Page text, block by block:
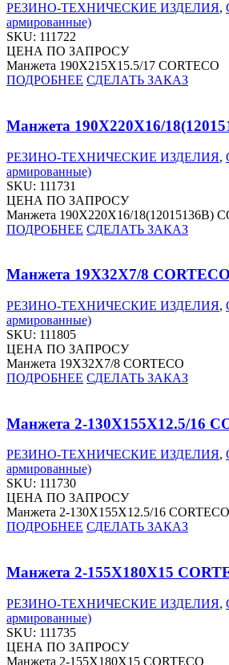
РЕЗИНО-ТЕХНИЧЕСКИЕ ИЗДЕЛИЯ,
армированные)
SKU: 111722
ЦЕНА ПО ЗАПРОСУ
Манжета 190X215X15.5/17 CORTECO
ПОДРОБНЕЕ СДЕЛАТЬ ЗАКАЗ
Манжета 190X220X16/
РЕЗИНО-ТЕХНИЧЕСКИЕ ИЗДЕЛИЯ,
армированные)
SKU: 111731
ЦЕНА ПО ЗАПРОСУ
Манжета 190X220X16/18(12015136B)
ПОДРОБНЕЕ СДЕЛАТЬ ЗАКАЗ
Манжета 19X32X7/8 CORTECO
РЕЗИНО-ТЕХНИЧЕСКИЕ ИЗДЕЛИЯ,
армированные)
SKU: 111805
ЦЕНА ПО ЗАПРОСУ
Манжета 19X32X7/8 CORTECO
ПОДРОБНЕЕ СДЕЛАТЬ ЗАКАЗ
Манжета 2-130X155X12.5/16
РЕЗИНО-ТЕХНИЧЕСКИЕ ИЗДЕЛИЯ,
армированные)
SKU: 111730
ЦЕНА ПО ЗАПРОСУ
Манжета 2-130X155X12.5/16 CORTECO
ПОДРОБНЕЕ СДЕЛАТЬ ЗАКАЗ
Манжета 2-155X180X15
РЕЗИНО-ТЕХНИЧЕСКИЕ ИЗДЕЛИЯ,
армированные)
SKU: 111735
ЦЕНА ПО ЗАПРОСУ
Манжета 2-155X180X15 CORTECO